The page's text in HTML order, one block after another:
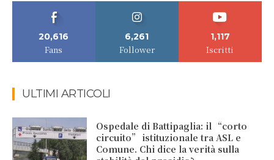
20,616
Fans
6,261
Follower
1,117
Iscritti
ULTIMI ARTICOLI
Ospedale di Battipaglia: il “corto
circuito” istituzionale tra ASL e
Comune. Chi dice la verità sulla